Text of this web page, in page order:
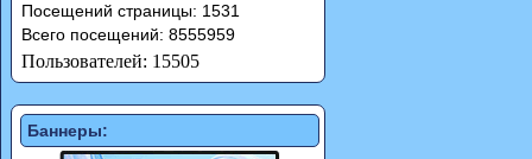
Посещений страницы: 1531
Всего посещений: 8555959
Пользователей: 15505
Баннеры: